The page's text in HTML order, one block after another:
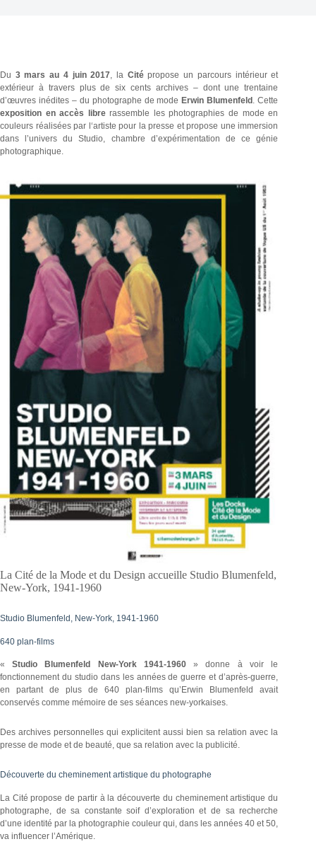
Du 3 mars au 4 juin 2017, la Citépropose un parcours intérieur et
extérieur à travers plus de six cents archives – dont une trentaine
d’œuvres inédites – du photographe de mode Erwin Blumenfeld . Cette
exposition en accès librerassemble les photographies de mode en
couleurs réalisées par l‘artiste pour la presse et propose une immersion
dans l’univers du Studio, chambre d’expérimentation de ce génie
photographique.
La Cité de la Mode et du Design accueille Studio Blumenfeld,
New-York, 1941-1960
Studio Blumenfeld, New-York, 1941-1960
640 plan-films
«Studio Blumenfeld New-York 1941-1960 » donne à voir le
fonctionnement du studio dans les années de guerre et d’après-guerre,
en partant de plus de 640 plan-films qu’Erwin Blumenfeld avait
conservés comme mémoire de ses séances new-yorkaises.
Des archives personnelles qui explicitent aussi bien sa relation avec la
presse de mode et de beauté, que sa relation avec la publicité.
Découverte du cheminement artistique du photographe
La Cité propose de partir à la découverte du cheminement artistique du
photographe, de sa constante soif d’exploration et de sa recherche
d’une identité par la photographie couleur qui, dans les années 40 et 50,
va influencer l’Amérique.